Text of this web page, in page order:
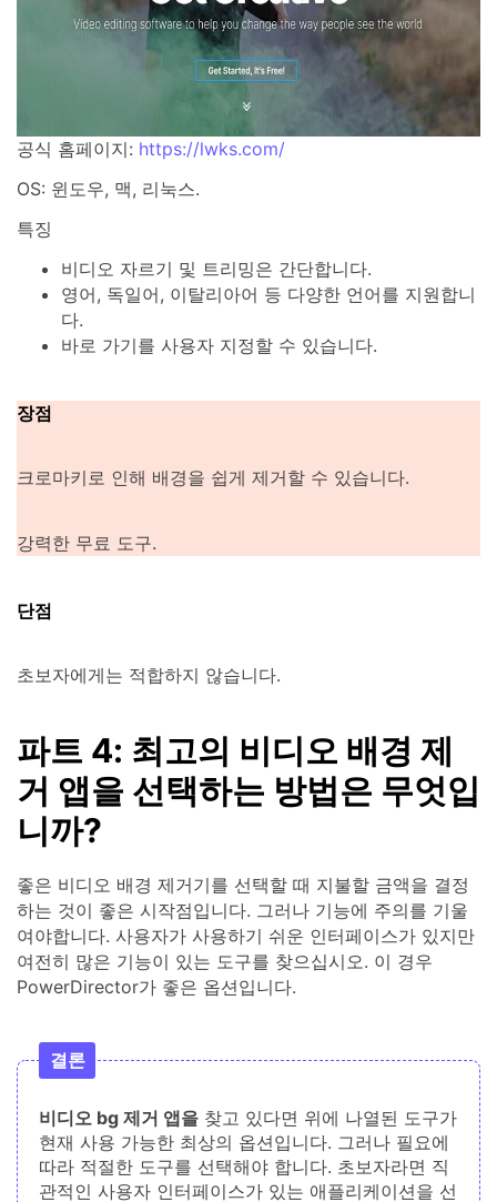
공식 홈페이지: https://lwks.com/
OS: 윈도우, 맥, 리눅스.
특징
비디오 자르기 및 트리밍은 간단합니다.
영어, 독일어, 이탈리아어 등 다양한 언어를 지원합니
다.
바로 가기를 사용자 지정할 수 있습니다.
장점
크로마키로 인해 배경을 쉽게 제거할 수 있습니다.
강력한 무료 도구.
단점
초보자에게는 적합하지 않습니다.
파트 4: 최고의 비디오 배경 제
거 앱을 선택하는 방법은 무엇입
니까?
좋은 비디오 배경 제거기를 선택할 때 지불할 금액을 결정
하는 것이 좋은 시작점입니다. 그러나 기능에 주의를 기울
여야합니다. 사용자가 사용하기 쉬운 인터페이스가 있지만
여전히 많은 기능이 있는 도구를 찾으십시오. 이 경우
PowerDirector가 좋은 옵션입니다.
결론
비디오 bg 제거 앱을 찾고 있다면 위에 나열된 도구가
현재 사용 가능한 최상의 옵션입니다. 그러나 필요에
따라 적절한 도구를 선택해야 합니다. 초보자라면 직
관적인 사용자 인터페이스가 있는 애플리케이션을 선